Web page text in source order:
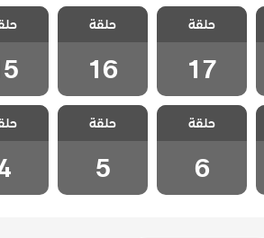
مسلسل زينب
مدبلج الحلقة 17
حلقة
17
مسلسل زينب
مدبلج الحلقة 16
حلقة
16
مدبلج
مسلسل زينب
مدبلج الحلقة 6
حلقة
6
مسلسل زينب
مدبلج الحلقة 5
حلقة
5
مدبلج